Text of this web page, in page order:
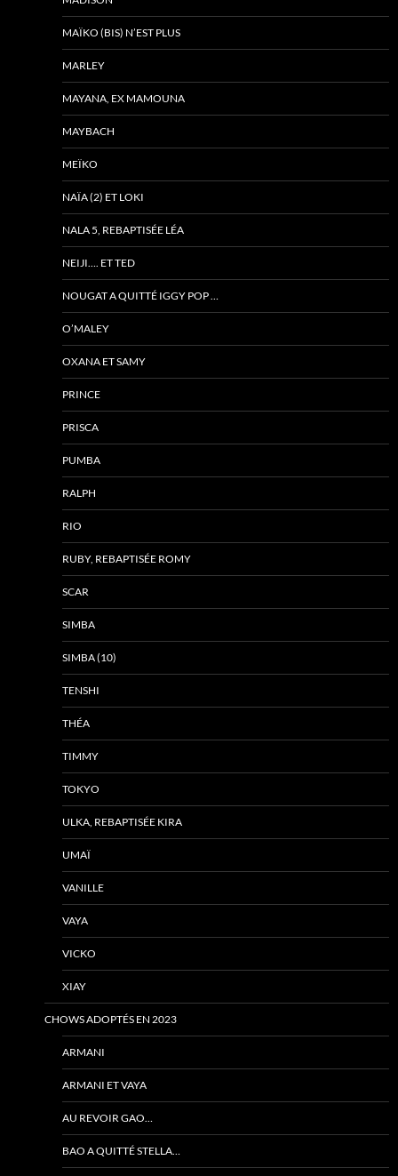
MAÏKO (BIS) N’EST PLUS
MARLEY
MAYANA, EX MAMOUNA
MAYBACH
MEÏKO
NAÏA (2) ET LOKI
NALA 5, REBAPTISÉE LÉA
NEIJI…. ET TED
NOUGAT A QUITTÉ IGGY POP …
O’MALEY
OXANA ET SAMY
PRINCE
PRISCA
PUMBA
RALPH
RIO
RUBY, REBAPTISÉE ROMY
SCAR
SIMBA
SIMBA (10)
TENSHI
THÉA
TIMMY
TOKYO
ULKA, REBAPTISÉE KIRA
UMAÏ
VANILLE
VAYA
VICKO
XIAY
CHOWS ADOPTÉS EN 2023
ARMANI
ARMANI ET VAYA
AU REVOIR GAO…
BAO A QUITTÉ STELLA…